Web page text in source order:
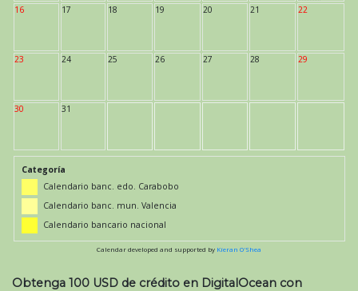
16 17 18 19 20 21 22
23 24 25 26 27 28 29
30 31
Categoría
Calendario banc. edo. Carabobo
Calendario banc. mun. Valencia
Calendario bancario nacional
Calendar developed and supported by Kieran O'Shea
Obtenga 100 USD de crédito en DigitalOcean con